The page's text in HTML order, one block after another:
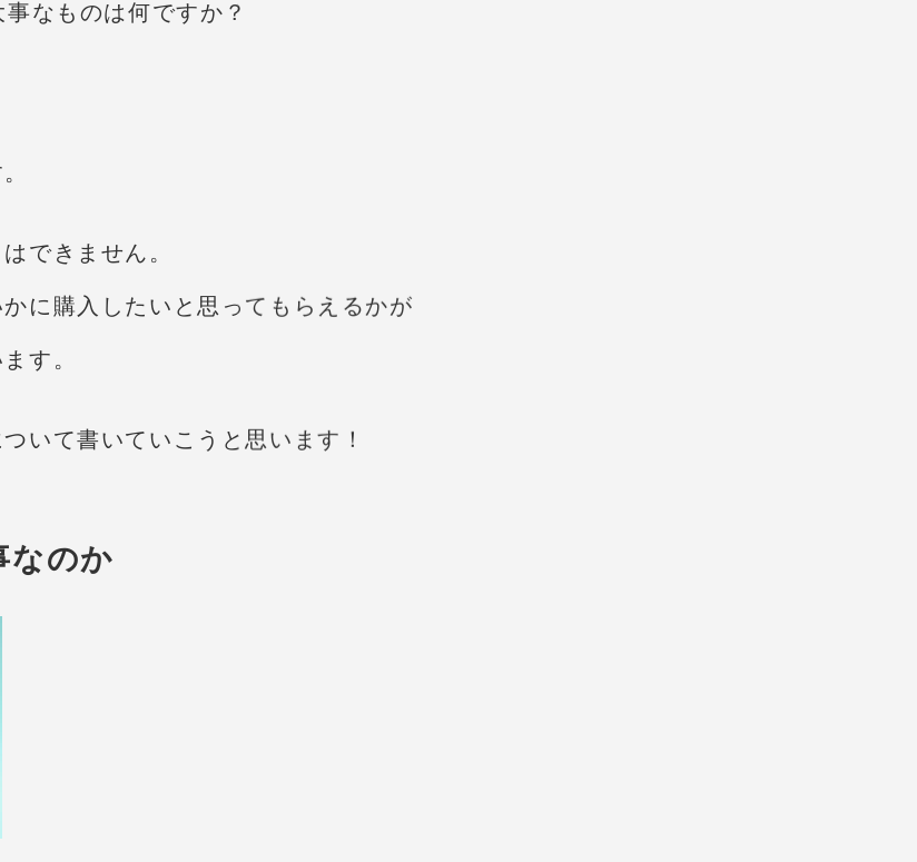
なものは何ですか？
できません。
に購入したいと思ってもらえるかが
す。
いて書いていこうと思います！
なのか